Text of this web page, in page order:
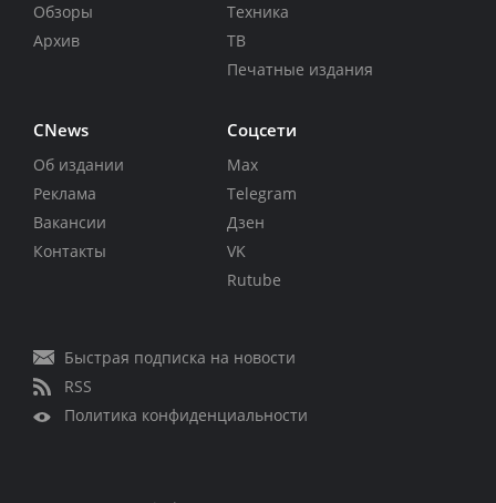
Обзоры
Архив
Техника
ТВ
Печатные издания
CNews
Об издании
Реклама
Вакансии
Контакты
Соцсети
Max
Telegram
Дзен
VK
Rutube
Быстрая подписка на новости
RSS
Политика конфиденциальности